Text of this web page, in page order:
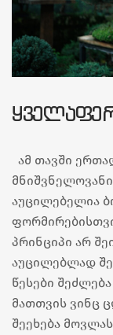
ამ თავში
აუცილებელია
პრინციპი არ
აუცილებლად
წესები
მათთვის ვინც
შეეხება